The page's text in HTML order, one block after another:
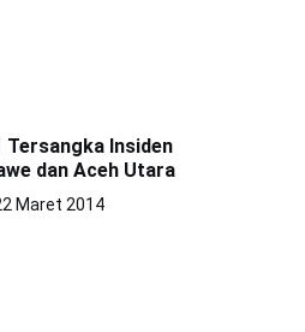
Tersangka Insiden
dan Aceh Utara
Maret 2014